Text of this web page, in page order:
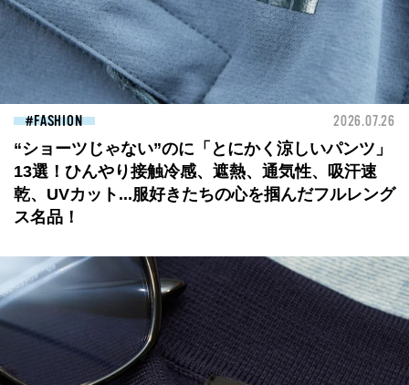
FASHION 2026.07.26
“ショーツじゃない”のに「とにかく涼しいパンツ」
13選！ひんやり接触冷感、遮熱、通気性、吸汗速
乾、UVカット...服好きたちの心を掴んだフルレング
ス名品！